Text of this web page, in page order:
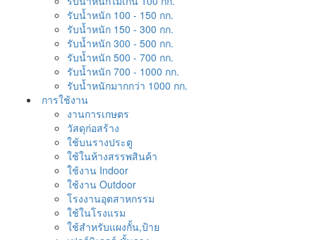
รับน้ำหนัก 100 - 150 กก.
รับน้ำหนัก 150 - 300 กก.
รับน้ำหนัก 300 - 500 กก.
รับน้ำหนัก 500 - 700 กก.
รับน้ำหนัก 700 - 1000 กก.
รับน้ำหนักมากกว่า 1000 กก.
การใช้งาน
งานการเกษตร
วัสดุก่อสร้าง
ใช้บนรางประตู
ใช้ในห้างสรรพสินค้า
ใช้งาน Indoor
ใช้งาน Outdoor
โรงงานอุตสาหกรรม
ใช้ในโรงแรม
ใช้สำหรับแผงกั้น,ป้าย